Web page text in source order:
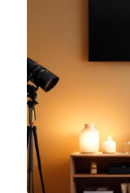
inmobiliarias
Colabora
Involúcrate
comunitarios
Utiliza